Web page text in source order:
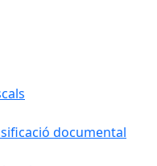
documental